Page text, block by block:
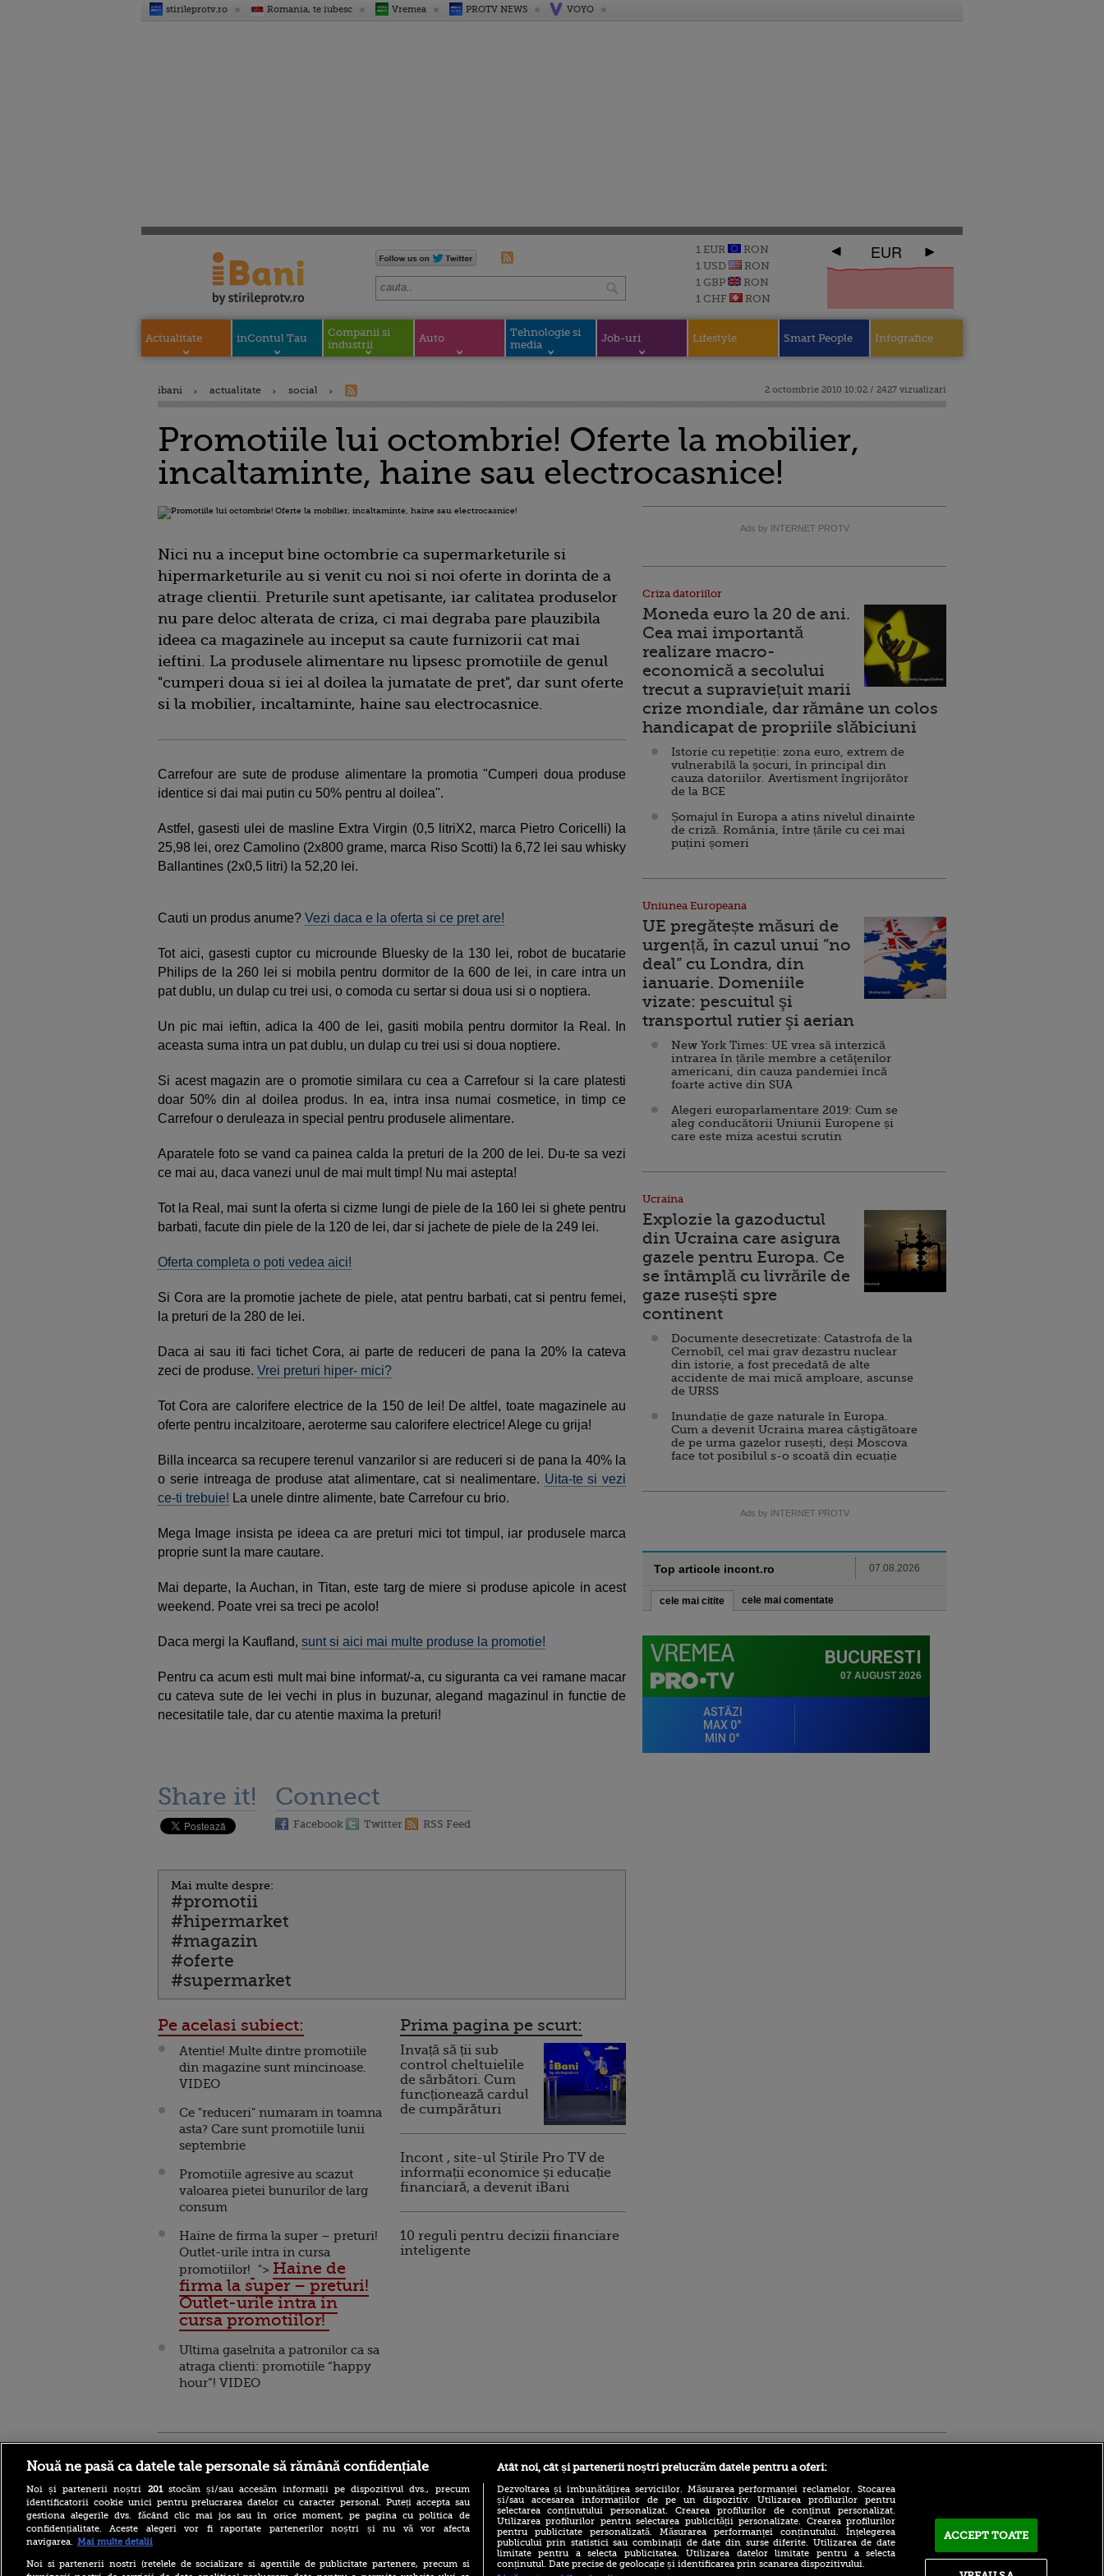
stirileprotv.ro Romania, te iubesc Vremea PROTV NEWS VOYO
1 EUR
RON
1 USD
RON
1 GBP
RON
1 CHF
RON
EUR
Actualitate inContul Tau
Companii si
industrii
Auto
Tehnologie si
media
Job-uri Lifestyle Smart People Infografice
ibani actualitate social 2 octombrie 2010 10:02 / 2427 vizualizari
Promotiile lui octombrie! Oferte la mobilier,
incaltaminte, haine sau electrocasnice!
Nici nu a inceput bine octombrie ca supermarketurile si
hipermarketurile au si venit cu noi si noi oferte in dorinta de a
atrage clientii. Preturile sunt apetisante, iar calitatea produselor
nu pare deloc alterata de criza, ci mai degraba pare plauzibila
ideea ca magazinele au inceput sa caute furnizorii cat mai
ieftini. La produsele alimentare nu lipsesc promotiile de genul
"cumperi doua si iei al doilea la jumatate de pret", dar sunt oferte
si la mobilier, incaltaminte, haine sau electrocasnice.
Carrefour are sute de produse alimentare la promotia "Cumperi doua produse
identice si dai mai putin cu 50% pentru al doilea".
Astfel, gasesti ulei de masline Extra Virgin (0,5 litriX2, marca Pietro Coricelli) la
25,98 lei, orez Camolino (2x800 grame, marca Riso Scotti) la 6,72 lei sau whisky
Ballantines (2x0,5 litri) la 52,20 lei.
Cauti un produs anume? Vezi daca e la oferta si ce pret are!
Tot aici, gasesti cuptor cu microunde Bluesky de la 130 lei, robot de bucatarie
Philips de la 260 lei si mobila pentru dormitor de la 600 de lei, in care intra un
pat dublu, un dulap cu trei usi, o comoda cu sertar si doua usi si o noptiera.
Un pic mai ieftin, adica la 400 de lei, gasiti mobila pentru dormitor la Real. In
aceasta suma intra un pat dublu, un dulap cu trei usi si doua noptiere.
Si acest magazin are o promotie similara cu cea a Carrefour si la care platesti
doar 50% din al doilea produs. In ea, intra insa numai cosmetice, in timp ce
Carrefour o deruleaza in special pentru produsele alimentare.
Aparatele foto se vand ca painea calda la preturi de la 200 de lei. Du-te sa vezi
ce mai au, daca vanezi unul de mai mult timp! Nu mai astepta!
Tot la Real, mai sunt la oferta si cizme lungi de piele de la 160 lei si ghete pentru
barbati, facute din piele de la 120 de lei, dar si jachete de piele de la 249 lei.
Oferta completa o poti vedea aici!
Si Cora are la promotie jachete de piele, atat pentru barbati, cat si pentru femei,
la preturi de la 280 de lei.
Daca ai sau iti faci tichet Cora, ai parte de reduceri de pana la 20% la cateva
zeci de produse. Vrei preturi hiper- mici?
Tot Cora are calorifere electrice de la 150 de lei! De altfel, toate magazinele au
oferte pentru incalzitoare, aeroterme sau calorifere electrice! Alege cu grija!
Billa incearca sa recupere terenul vanzarilor si are reduceri si de pana la 40% la
o serie intreaga de produse atat alimentare, cat si nealimentare. Uita-te si vezi
ce-ti trebuie! La unele dintre alimente, bate Carrefour cu brio.
Mega Image insista pe ideea ca are preturi mici tot timpul, iar produsele marca
proprie sunt la mare cautare.
Mai departe, la Auchan, in Titan, este targ de miere si produse apicole in acest
weekend. Poate vrei sa treci pe acolo!
Daca mergi la Kaufland, sunt si aici mai multe produse la promotie!
Pentru ca acum esti mult mai bine informat/-a, cu siguranta ca vei ramane macar
cu cateva sute de lei vechi in plus in buzunar, alegand magazinul in functie de
necesitatile tale, dar cu atentie maxima la preturi!
Share it! Connect
Facebook Twitter RSS Feed
Mai multe despre:
#promotii
#hipermarket
#magazin
#oferte
#supermarket
Pe acelasi subiect:
Atentie! Multe dintre promotiile
din magazine sunt mincinoase.
VIDEO
Ce "reduceri" numaram in toamna
asta? Care sunt promotiile lunii
septembrie
Promotiile agresive au scazut
valoarea pietei bunurilor de larg
consum
Haine de firma la super – preturi!
Outlet-urile intra in cursa
promotiilor!
"> Haine de
firma la super – preturi!
Outlet-urile intra in
cursa promotiilor!
Ultima gaselnita a patronilor ca sa
atraga clienti: promotiile “happy
hour”! VIDEO
Prima pagina pe scurt:
Invață să ții sub
control cheltuielile
de sărbători. Cum
funcționează cardul
de cumpărături
Incont , site-ul Știrile Pro TV de
informații economice și educație
financiară, a devenit iBani
10 reguli pentru decizii financiare
inteligente
Ads by INTERNET PROTV
Criza datoriilor
Moneda euro la 20 de ani.
Cea mai importantă
realizare macro-
economică a secolului
trecut a supraviețuit marii
crize mondiale, dar rămâne un colos
handicapat de propriile slăbiciuni
Istorie cu repetiție: zona euro, extrem de
vulnerabilă la șocuri, în principal din
cauza datoriilor. Avertisment îngrijorător
de la BCE
Șomajul în Europa a atins nivelul dinainte
de criză. România, între țările cu cei mai
puțini șomeri
Uniunea Europeana
UE pregătește măsuri de
urgență, în cazul unui ”no
deal” cu Londra, din
ianuarie. Domeniile
vizate: pescuitul şi
transportul rutier şi aerian
New York Times: UE vrea să interzică
intrarea în țările membre a cetăţenilor
americani, din cauza pandemiei încă
foarte active din SUA
Alegeri europarlamentare 2019: Cum se
aleg conducătorii Uniunii Europene și
care este miza acestui scrutin
Ucraina
Explozie la gazoductul
din Ucraina care asigura
gazele pentru Europa. Ce
se întâmplă cu livrările de
gaze rusești spre
continent
Documente desecretizate: Catastrofa de la
Cernobîl, cel mai grav dezastru nuclear
din istorie, a fost precedată de alte
accidente de mai mică amploare, ascunse
de URSS
Inundație de gaze naturale în Europa.
Cum a devenit Ucraina marea câștigătoare
de pe urma gazelor rusești, deși Moscova
face tot posibilul s-o scoată din ecuație
Ads by INTERNET PROTV
Top articole incont.ro 07.08.2026
cele mai citite cele mai comentate
Riscuri în domeniul
(P) Descoperă Lumea
Mutare de ultimă oră în
Superligă! Mijlocașul s-a
Nouă ne pasă ca datele tale personale să rămână confidențiale
Noi și partenerii noștri 201stocăm și/sau accesăm informații pe dispozitivul dvs., precum
identificatorii cookie unici pentru prelucrarea datelor cu caracter personal. Puteți accepta sau
gestiona alegerile dvs. făcând clic mai jos sau în orice moment, pe pagina cu politica de
confidențialitate. Aceste alegeri vor fi raportate partenerilor noștri și nu vă vor afecta
navigarea. Mai multe detalii
Noi si partenerii nostri (retelele de socializare si agentiile de publicitate partenere, precum si
Atât noi, cât și partenerii noștri prelucrăm datele pentru a oferi:
Dezvoltarea și îmbunătățirea serviciilor. Măsurarea performanței reclamelor. Stocarea
și/sau accesarea informațiilor de pe un dispozitiv. Utilizarea profilurilor pentru
selectarea conținutului personalizat. Crearea profilurilor de conținut personalizat.
Utilizarea profilurilor pentru selectarea publicității personalizate. Crearea profilurilor
pentru publicitate personalizată. Măsurarea performanței conținutului. Înțelegerea
publicului prin statistici sau combinații de date din surse diferite. Utilizarea de date
limitate pentru a selecta publicitatea. Utilizarea datelor limitate pentru a selecta
conținutul. Date precise de geolocație și identificarea prin scanarea dispozitivului.
ACCEPT TOATE